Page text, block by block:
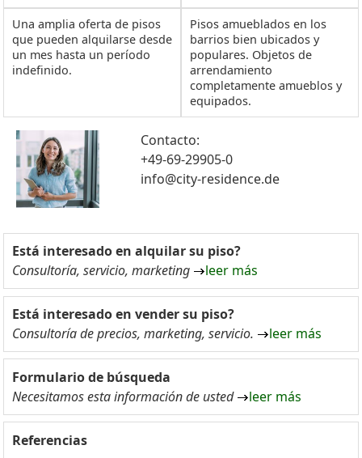
Una amplia oferta de pisos
que pueden alquilarse desde
un mes hasta un período
indefinido.
Pisos amueblados en los
barrios bien ubicados y
populares. Objetos de
arrendamiento
completamente amueblos y
equipados.
Contacto:
+49-69-29905-0
info@city-residence.de
Está interesado en alquilar su piso?
Consultoría, servicio, marketing
leer más
Está interesado en vender su piso?
Consultoría de precios, marketing, servicio.
leer más
Formulario de búsqueda
Necesitamos esta información de usted
leer más
Referencias